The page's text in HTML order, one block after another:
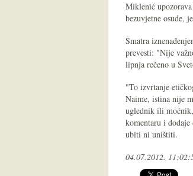
Miklenić
bezuvjetne osude,
Smatra
prevesti: "Nije
lipnja rečeno u
"To izvrtanje
Naime, istina nije
uglednik ili
komentaru i
ubiti ni uništiti.
04.07.2012.